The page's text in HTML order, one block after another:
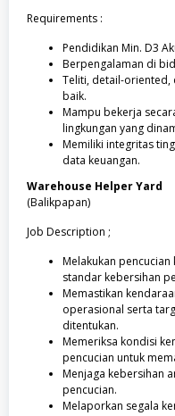
Requirements :
Pendidikan Min. D3
Berpengalaman di
Teliti, detail-oriented,
baik.
Mampu bekerja
lingkungan yang
Memiliki integritas
data keuangan.
Warehouse Helper Yard
(Balikpapan)
Job Description ;
Melakukan
standar kebersihan
Memastikan
operasional serta
ditentukan.
Memeriksa kondisi
pencucian untuk
Menjaga kebersihan
pencucian.
Melaporkan segala